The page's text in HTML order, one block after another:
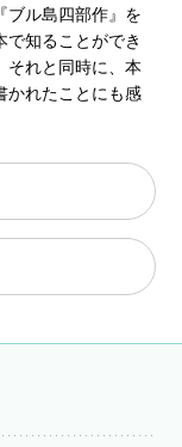
ル島四部作』を
知ることができ
それと同時に、本
かれたことにも感